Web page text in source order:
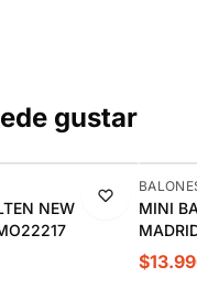
gustar
NEW
-18%
MINI